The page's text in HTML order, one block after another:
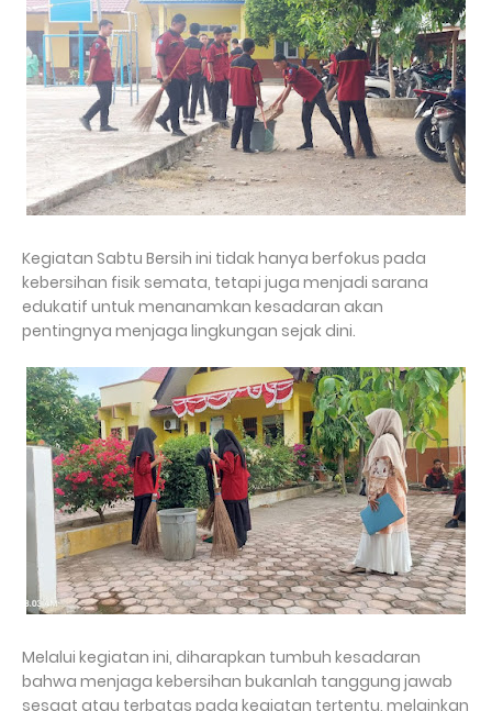
Kegiatan Sabtu Bersih ini tidak hanya berfokus pada
kebersihan fisik semata, tetapi juga menjadi sarana
edukatif untuk menanamkan kesadaran akan
pentingnya menjaga lingkungan sejak dini.
Melalui kegiatan ini, diharapkan tumbuh kesadaran
bahwa menjaga kebersihan bukanlah tanggung jawab
sesaat atau terbatas pada kegiatan tertentu, melainkan